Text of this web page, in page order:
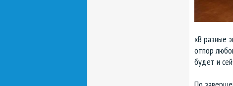
«В разные
отпор
будет и